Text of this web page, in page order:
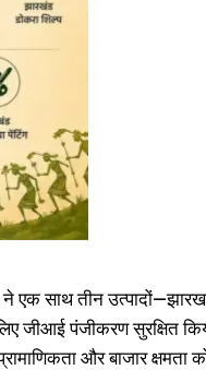
एक साथ तीन
जीआई पंजीकरण सुरक्षित
और बाजार क्षमता